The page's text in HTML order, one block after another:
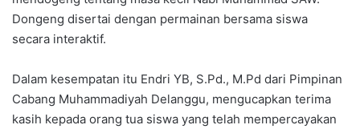
Dongeng disertai dengan permainan bersama siswa
secara interaktif.
Dalam kesempatan itu Endri YB, S.Pd., M.Pd dari Pimpinan
Cabang Muhammadiyah Delanggu, mengucapkan terima
kasih kepada orang tua siswa yang telah mempercayakan